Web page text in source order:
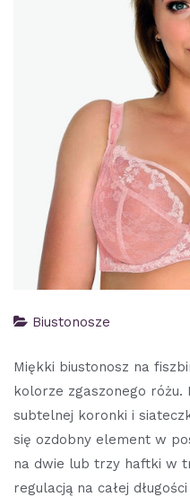
Biustonosze
Miękki biustonosz na
kolorze zgaszonego różu.
subtelnej koronki i
się ozdobny element w
na dwie lub trzy haftki w
regulacją na całej